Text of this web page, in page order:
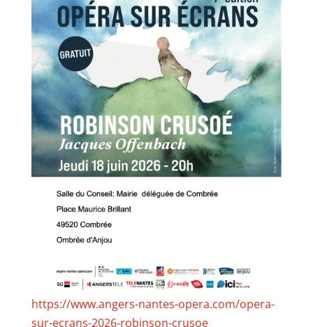
https://www.angers-nantes-opera.com/opera-
sur-ecrans-2026-robinson-crusoe